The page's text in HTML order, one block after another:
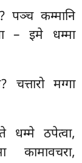
पञ्च कम्मानि
– इमे धम्मा
चत्तारो मग्गा
धम्मे ठपेत्वा,
कामावचरा,